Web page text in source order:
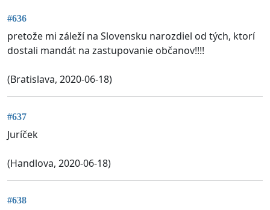
#636
pretože mi záleží na Slovensku narozdiel od tých, ktorí
dostali mandát na zastupovanie občanov!!!!
(Bratislava, 2020-06-18)
#637
Juríček
(Handlova, 2020-06-18)
#638